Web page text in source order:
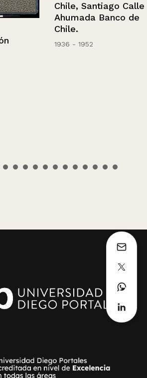
Chile, Santiago Calle
Ahumada Banco de
Chile.
1936 - 1952